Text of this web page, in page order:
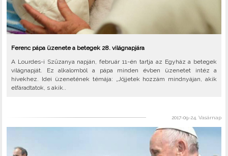
Ferenc pápa üzenete a betegek 28. világnapjára
A Lourdes-i Szűzanya napján, február 11-én tartja az Egyház a betegek
világnapját. Ez alkalomból a pápa minden évben üzenetet intéz a
hívekhez. Idei üzenetének témája: „Jöjjetek hozzám mindnyájan, akik
elfáradtatok, s akik..
2017-09-24, Vasárnap